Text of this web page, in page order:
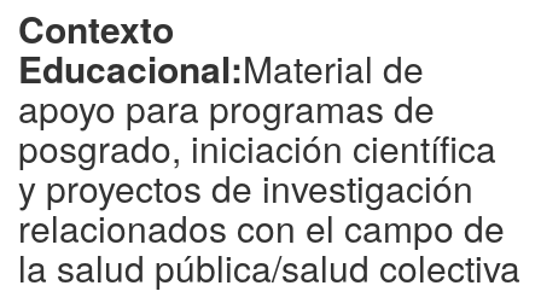
Contexto
Educacional:Material de
apoyo para programas de
posgrado, iniciación científica
y proyectos de investigación
relacionados con el campo de
la salud pública/salud colectiva